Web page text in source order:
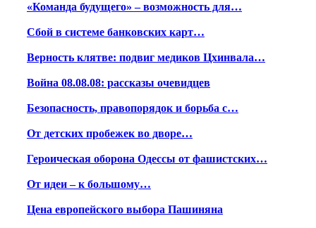
«Команда будущего» – возможность для…
Сбой в системе банковских карт…
Верность клятве: подвиг медиков Цхинвала…
Война 08.08.08: рассказы очевидцев
Безопасность, правопорядок и борьба с…
От детских пробежек во дворе…
Героическая оборона Одессы от фашистских…
От идеи – к большому…
Цена европейского выбора Пашиняна